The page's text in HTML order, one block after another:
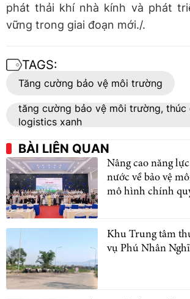
phát thải khí nhà kính và phát
vững trong giai đoạn mới./.
TAGS:
Tăng cường bảo vệ môi trường
tăng cường bảo vệ môi trường, thúc
logistics xanh
BÀI LIÊN QUAN
Nâng cao năng
nước về bảo vệ
mô hình chính
Khu Trung tâm
vụ Phú Nhân